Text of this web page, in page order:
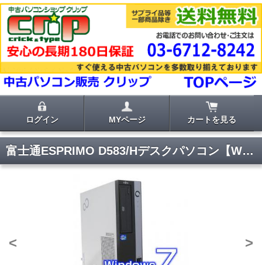
ログイン MYページ カートを見る
富士通ESPRIMO D583/Hデスクパソコン【Windows10 Office2016Home&Business 】
< >